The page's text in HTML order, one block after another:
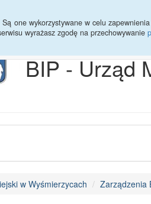
one wykorzystywane w celu
wyrażasz zgodę na przechowywanie
BIP - Urząd
w Wyśmierzycach Zarządzenia